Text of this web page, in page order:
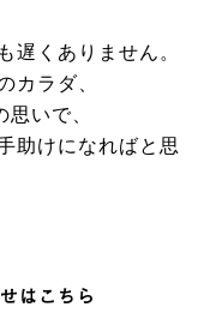
遅くありません。
カラダ、
思いで、
助けになればと思
はこちら